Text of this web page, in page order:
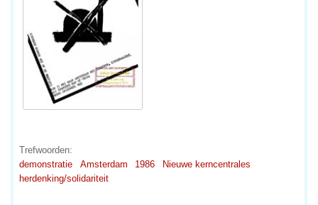
Trefwoorden:
demonstratie
Amsterdam 1986
Nieuwe kerncentrales
herdenking/solidariteit